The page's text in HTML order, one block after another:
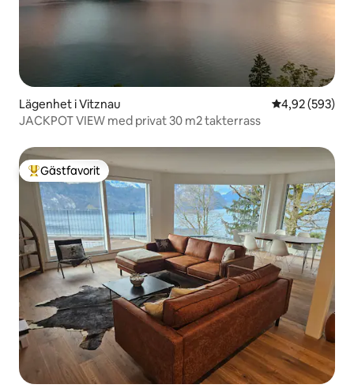
Lägenhet i Vitznau 4,92 av 5 i
4,92 (593)
JACKPOT VIEW med privat 30 m2 takterrass
Populär gästfavorit
Gästfavorit